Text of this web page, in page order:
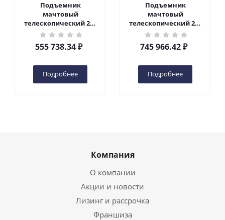
Подъемник
мачтовый
телескопический 200
кг 6 м TOR GTWY6-200S
DC 2-мачтовый
(автономный) (G) в
555 738.34₽
Подробнее
Подъемник
мачтовый
телескопический 200
кг 10 м TOR GTWY10-
200S DC 2-мачтовый
(автономный) (N) в
745 966.42₽
Подробнее
Компания
О компании
Акции и новости
Лизинг и рассрочка
Франшиза